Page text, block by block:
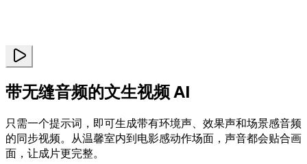
带无缝音频的文生视频 AI
只需一个提示词，即可生成带有环境声、效果声和场景感音频
的同步视频。从温馨室内到电影感动作场面，声音都会贴合画
面，让成片更完整。